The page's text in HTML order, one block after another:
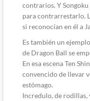
contrarios. Y
para contrarrestarlo.
si reconocían en él a
Es también un
de Dragon Ball se
En esa escena Ten
convencido de llevar
estómago.
Incredulo, de rodillas,